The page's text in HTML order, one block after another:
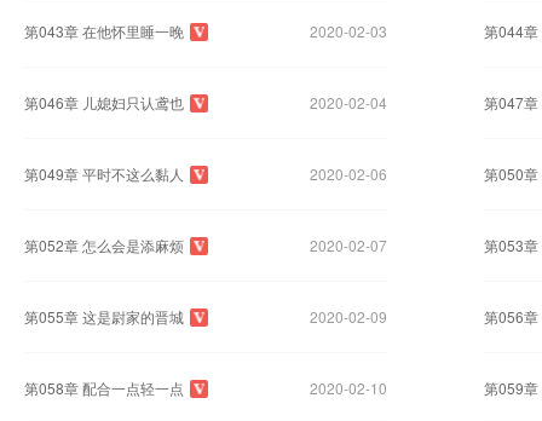
第043章 在他怀里睡一晚 2020-02-03 第044章
第046章 儿媳妇只认鸢也 2020-02-04 第047章
第049章 平时不这么黏人 2020-02-06 第050章
第052章 怎么会是添麻烦 2020-02-07 第053章
第055章 这是尉家的晋城 2020-02-09 第056章
第058章 配合一点轻一点 2020-02-10 第059章